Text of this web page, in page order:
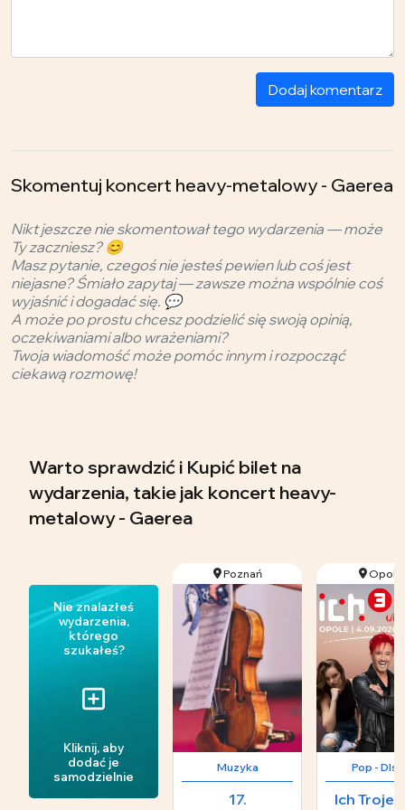
Dodaj komentarz
Skomentuj koncert heavy-metalowy - Gaerea
Nikt jeszcze nie skomentował tego wydarzenia — może
Ty zaczniesz? 😊
Masz pytanie, czegoś nie jesteś pewien lub coś jest
niejasne? Śmiało zapytaj — zawsze można wspólnie coś
wyjaśnić i dogadać się. 💬
A może po prostu chcesz podzielić się swoją opinią,
oczekiwaniami albo wrażeniami?
Twoja wiadomość może pomóc innym i rozpocząć
ciekawą rozmowę!
Warto sprawdzić i Kupić bilet na
wydarzenia, takie jak koncert heavy-
metalowy - Gaerea
Nie znalazłeś
wydarzenia,
którego
szukałeś?
Kliknij, aby
dodać je
samodzielnie
Poznań
Muzyka
17.
Opole
Pop -
Ich Troje